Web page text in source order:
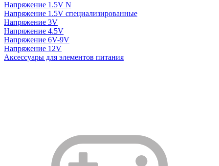
Напряжение 1.5V N
Напряжение 1.5V специализированные
Напряжение 3V
Напряжение 4.5V
Напряжение 6V-9V
Напряжение 12V
Аксессуары для элементов питания